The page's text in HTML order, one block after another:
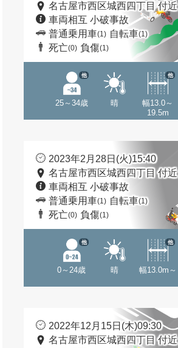
名古屋市西区城西四丁目 付近
車両相互 小破事故
普通乗用車(1) 自転車(1)
死亡(0) 負傷(1)
25～34歳
他
晴
幅13.0～
19.5m
他
2023年2月28日(火)15:40
名古屋市西区城西四丁目 付近
車両相互 小破事故
普通乗用車(1) 自転車(1)
死亡(0) 負傷(1)
0～24歳
他
晴 幅13.0m～
他
2022年12月15日(木)09:30
名古屋市西区城西四丁目 付近